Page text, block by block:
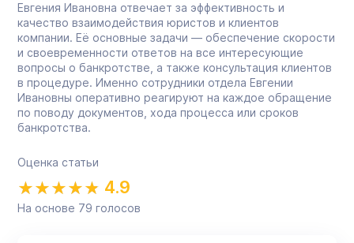
Евгения Ивановна отвечает за эффективность и
качество взаимодействия юристов и клиентов
компании. Её основные задачи — обеспечение скорости
и своевременности ответов на все интересующие
вопросы о банкротстве, а также консультация клиентов
в процедуре. Именно сотрудники отдела Евгении
Ивановны оперативно реагируют на каждое обращение
по поводу документов, хода процесса или сроков
банкротства.
Оценка статьи
4.9
На основе 79 голосов